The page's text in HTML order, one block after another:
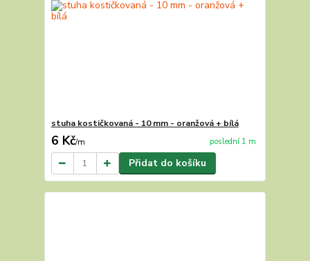
stuha kostičkovaná - 10 mm - oranžová + bílá
6 Kč/m poslední 1 m
Přidat do košíku